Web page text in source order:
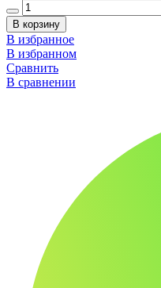
В корзину
В избранное
В избранном
Сравнить
В сравнении